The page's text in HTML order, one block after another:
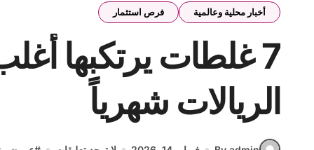
أخبار محلية وعالمية فرص استثمار
7 غلطات يرتكبها
الريالات شهرياً